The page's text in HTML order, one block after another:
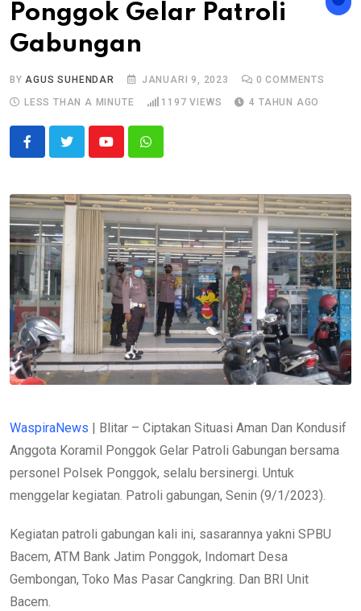
Ponggok Gelar Patroli
Gabungan
BYAGUS SUHENDAR JANUARI 9, 2023 0 COMMENTS
LESS THAN A MINUTE
1197 VIEWS 4 TAHUN AGO
YoutubeWhatsapp
WaspiraNews | Blitar – Ciptakan Situasi Aman Dan Kondusif
Anggota Koramil Ponggok Gelar Patroli Gabungan bersama
personel Polsek Ponggok, selalu bersinergi. Untuk
menggelar kegiatan. Patroli gabungan, Senin (9/1/2023).
Kegiatan patroli gabungan kali ini, sasarannya yakni SPBU
Bacem, ATM Bank Jatim Ponggok, Indomart Desa
Gembongan, Toko Mas Pasar Cangkring. Dan BRI Unit
Bacem.